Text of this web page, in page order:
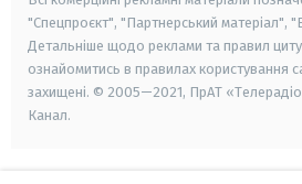
"Спецпроєкт", "Партнерський матеріал",
Детальніше щодо реклами та правил
ознайомитись в правилах користування
захищені. © 2005—2021, ПрАТ
Канал.